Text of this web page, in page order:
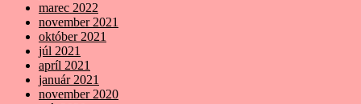
marec 2022
november 2021
október 2021
júl 2021
apríl 2021
január 2021
november 2020